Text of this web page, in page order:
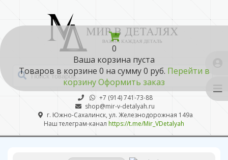
0
Ваша корзина пуста
Товаров в корзине 0 на сумму0 руб. Перейти в
корзинуОформить заказ
+7 (914) 741-73-88
shop@mir-v-detalyah.ru
г. Южно-Сахалинск, ул. Железнодорожная 149а
Наш телеграм-канал https://t.me/Mir_VDetalyah